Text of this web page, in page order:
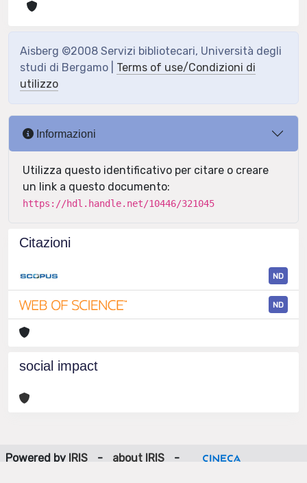
Aisberg ©2008 Servizi bibliotecari, Università degli
studi di Bergamo | Terms of use/Condizioni di
utilizzo
Informazioni
Utilizza questo identificativo per citare o creare
un link a questo documento:
https://hdl.handle.net/10446/321045
Citazioni
ND
ND
social impact
Powered by IRIS - about IRIS
-